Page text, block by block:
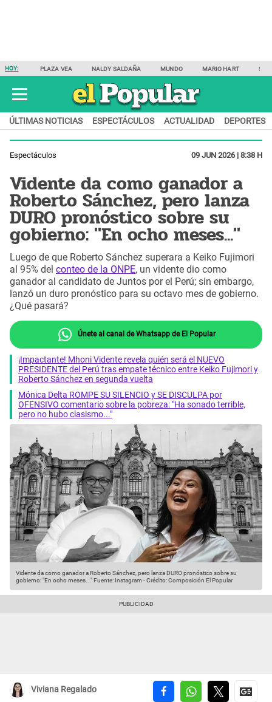
HOY: PLAZA VEA NALDY SALDAÑA MUNDO MARIO HART
ÚLTIMAS NOTICIAS ESPECTÁCULOS ACTUALIDAD DEPORTES
Espectáculos 09 JUN 2026 | 8:38 H
Vidente da como ganador a
Roberto Sánchez, pero lanza
DURO pronóstico sobre su
gobierno: "En ocho meses..."
Luego de que Roberto Sánchez superara a Keiko Fujimori
al 95% del conteo de la ONPE, un vidente dio como
ganador al candidato de Juntos por el Perú; sin embargo,
lanzó un duro pronóstico para su octavo mes de gobierno.
¿Qué pasará?
Únete al canal de Whatsapp de El Popular
¡Impactante! Mhoni Vidente revela quién será el NUEVO
PRESIDENTE del Perú tras empate técnico entre Keiko Fujimori y
Roberto Sánchez en segunda vuelta
Mónica Delta ROMPE SU SILENCIO y SE DISCULPA por
OFENSIVO comentario sobre la pobreza: "Ha sonado terrible,
pero no hubo clasismo..."
Vidente da como ganador a Roberto Sánchez, pero lanza DURO pronóstico sobre su
gobierno: "En ocho meses..."Fuente: Instagram -Crédito: Composición El Popular
Viviana Regalado